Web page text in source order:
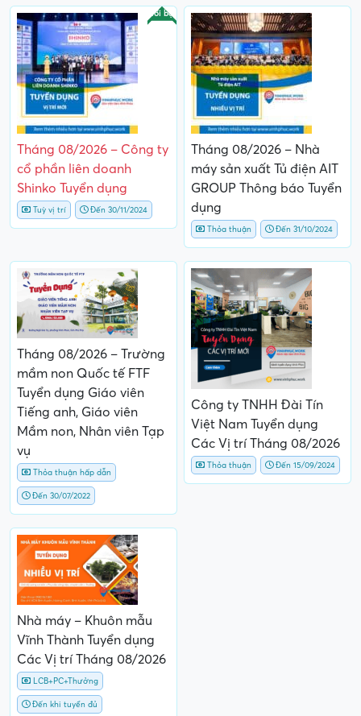
Nổi bật
Tháng 08/2026 – Công ty
cổ phần liên doanh
Shinko Tuyển dụng
Tuỳ vị trí Đến 30/11/2024
Tháng 08/2026 – Nhà
máy sản xuất Tủ điện AIT
GROUP Thông báo Tuyển
dụng
Thỏa thuận Đến 31/10/2024
Tháng 08/2026 – Trường
mầm non Quốc tế FTF
Tuyển dụng Giáo viên
Tiếng anh, Giáo viên
Mầm non, Nhân viên Tạp
vụ
Thỏa thuận hấp dẫn
Đến 30/07/2022
Công ty TNHH Đài Tín
Việt Nam Tuyển dụng
Các Vị trí Tháng 08/2026
Thỏa thuận Đến 15/09/2024
Nhà máy – Khuôn mẫu
Vĩnh Thành Tuyển dụng
Các Vị trí Tháng 08/2026
LCB+PC+Thưởng
Đến khi tuyển đủ